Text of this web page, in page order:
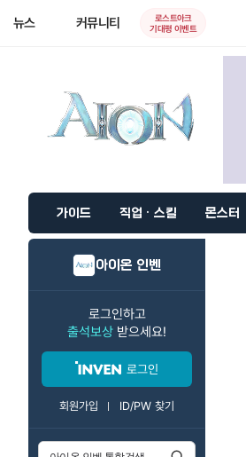
뉴스 커뮤니티
로스트아크
기대평 이벤트
가이드 직업 · 스킬 몬스터
아이온 인벤
로그인하고
출석보상 받으세요!
로그인
회원가입 ID/PW 찾기